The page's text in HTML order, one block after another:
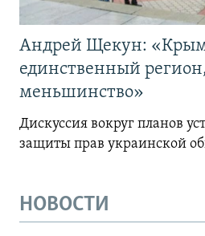
Андрей Щекун:
единственный
меньшинство»
Дискуссия вокруг планов
защиты прав украинской
НОВОСТИ